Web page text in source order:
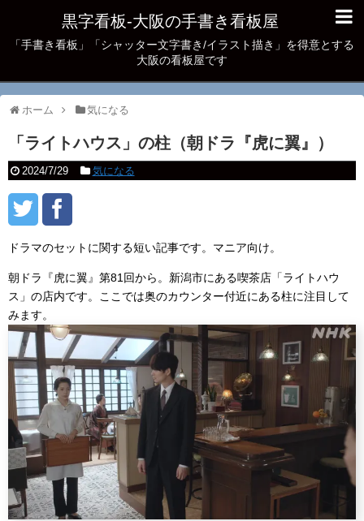
黒字看板‐大阪の手書き看板屋
「手書き看板」「シャッター文字書き/イラスト描き」を得意とする
大阪の看板屋です
ホーム 気になる
「ライトハウス」の柱（朝ドラ『虎に翼』）
2024/7/29 気になる
ドラマのセットに関する短い記事です。マニア向け。
朝ドラ『虎に翼』第81回から。新潟市にある喫茶店「ライトハウ
ス」の店内です。ここでは奥のカウンター付近にある柱に注目して
みます。